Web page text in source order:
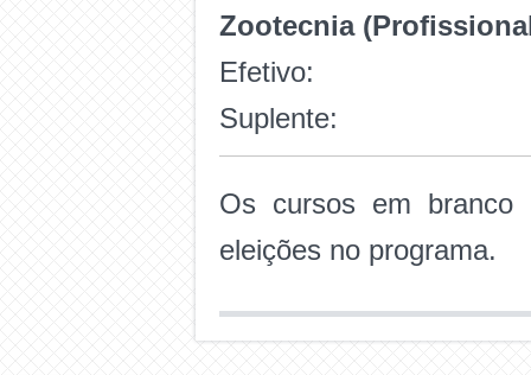
Zootecnia
Efetivo:
Suplente:
Os cursos em branco
eleições no programa.